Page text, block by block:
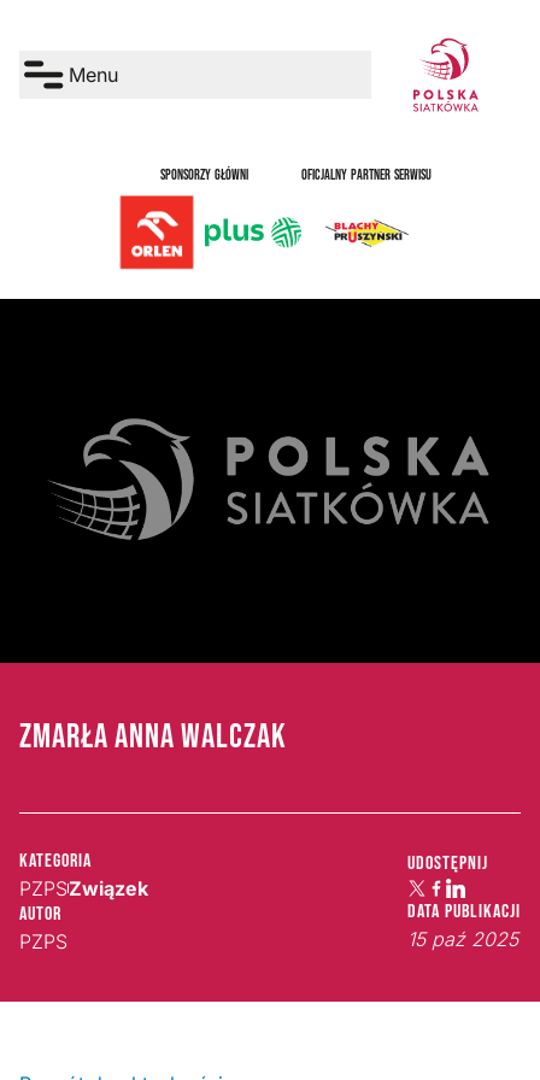
Menu
SPONSORZY GŁÓWNI OFICJALNY PARTNER SERWISU
ZMARŁA ANNA WALCZAK
Kategoria
PZPSZwiązek
Autor
PZPS
Udostępnij
Data publikacji
15 paź 2025